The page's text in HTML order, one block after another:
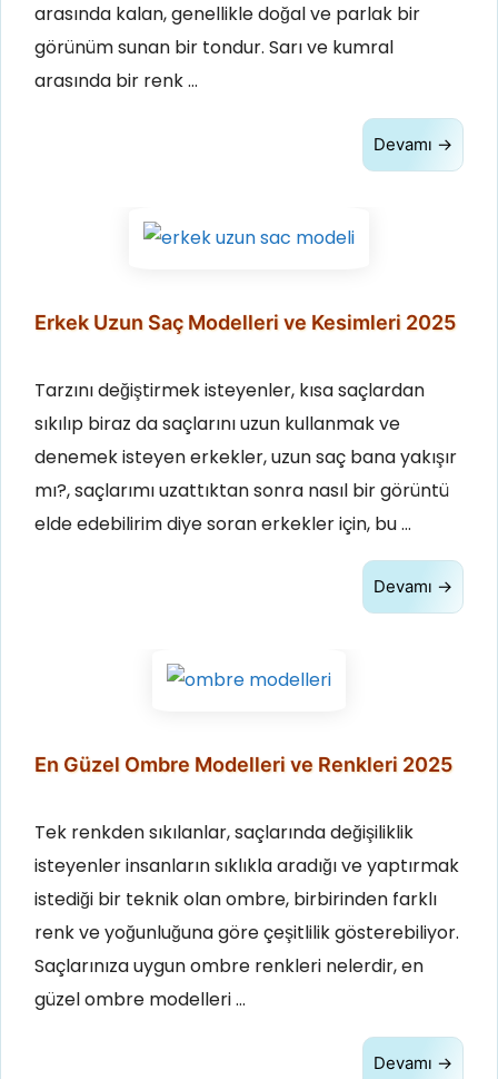
arasında kalan, genellikle doğal ve parlak bir
görünüm sunan bir tondur. Sarı ve kumral
arasında bir renk …
Devamı →
Erkek Uzun Saç Modelleri ve Kesimleri 2025
Tarzını değiştirmek isteyenler, kısa saçlardan
sıkılıp biraz da saçlarını uzun kullanmak ve
denemek isteyen erkekler, uzun saç bana yakışır
mı?, saçlarımı uzattıktan sonra nasıl bir görüntü
elde edebilirim diye soran erkekler için, bu …
Devamı →
En Güzel Ombre Modelleri ve Renkleri 2025
Tek renkden sıkılanlar, saçlarında değişiliklik
isteyenler insanların sıklıkla aradığı ve yaptırmak
istediği bir teknik olan ombre, birbirinden farklı
renk ve yoğunluğuna göre çeşitlilik gösterebiliyor.
Saçlarınıza uygun ombre renkleri nelerdir, en
güzel ombre modelleri …
Devamı →